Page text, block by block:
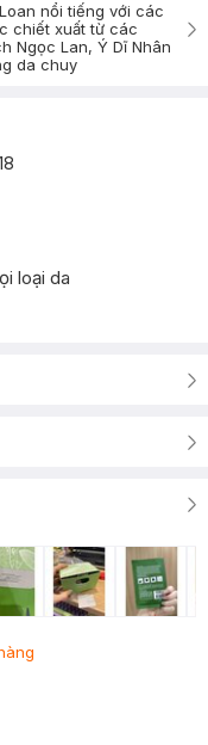
nổi tiếng với các
chiết xuất từ các
Ngọc Lan, Ý Dĩ Nhân
da chuy
loại da